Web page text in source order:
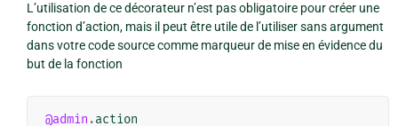
L’utilisation de ce décorateur n’est pas obligatoire pour créer une
fonction d’action, mais il peut être utile de l’utiliser sans argument
dans votre code source comme marqueur de mise en évidence du
but de la fonction
@admin .action